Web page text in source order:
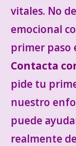
vitales. No
emocional
primer paso
Contacta
pide tu
nuestro
puede
realmente